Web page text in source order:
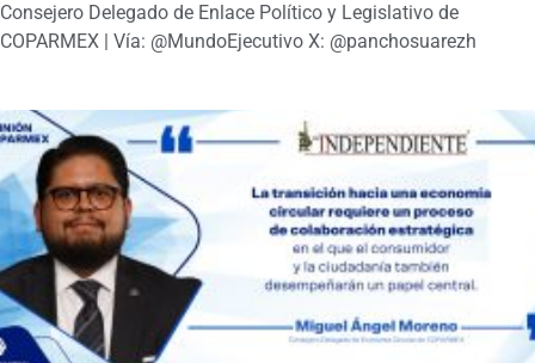
Consejero Delegado de Enlace Político y Legislativo de
COPARMEX | Vía: @MundoEjecutivo X: @panchosuarezh